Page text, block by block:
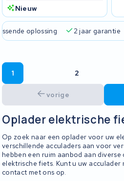
Nieuw
oplossing 2 jaar garantie
vorige
1 2
Oplader elektrische
Op zoek naar een oplader voor uw
verschillende acculaders aan voor
hebben een ruim aanbod aan
elektrische fiets. Kunt u uw acculader
contact met ons op.